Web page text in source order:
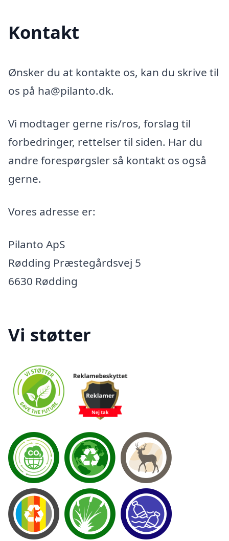
Kontakt
Ønsker du at kontakte os, kan du skrive til
os på ha@pilanto.dk.
Vi modtager gerne ris/ros, forslag til
forbedringer, rettelser til siden. Har du
andre forespørgsler så kontakt os også
gerne.
Vores adresse er:
Pilanto ApS
Rødding Præstegårdsvej 5
6630 Rødding
Vi støtter